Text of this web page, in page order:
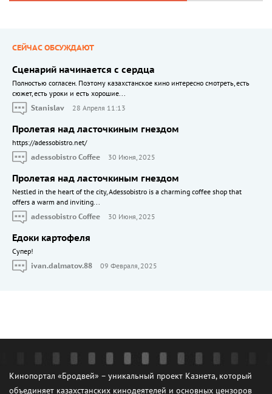
СЕЙЧАС ОБСУЖДАЮТ
Сценарий начинается с сердца
Полностью согласен. Поэтому казахстанское кино интересно смотреть, есть
сюжет, есть уроки и есть хорошие...
Stanislav
28 Апреля 11:13
Пролетая над ласточкиным гнездом
https://adessobistro.net/
adessobistro Coffee
30 Июня, 2025
Пролетая над ласточкиным гнездом
Nestled in the heart of the city, Adessobistro is a charming coffee shop that
offers a warm and inviting...
adessobistro Coffee
30 Июня, 2025
Едоки картофеля
Cупер!
ivan.dalmatov.88
09 Февраля, 2025
Кинопортал «Бродвей» – уникальный проект Казнета, который
объединяет казахстанских кинодеятелей и основных цензоров